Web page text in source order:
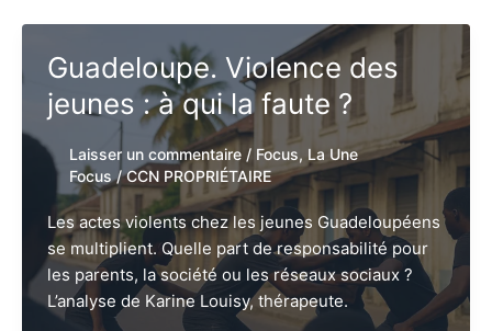
Guadeloupe. Violence des
jeunes : à qui la faute ?
Laisser un commentaire / Focus, La Une
Focus/CCN PROPRIÉTAIRE
Les actes violents chez les jeunes Guadeloupéens
se multiplient. Quelle part de responsabilité pour
les parents, la société ou les réseaux sociaux ?
L’analyse de Karine Louisy, thérapeute.